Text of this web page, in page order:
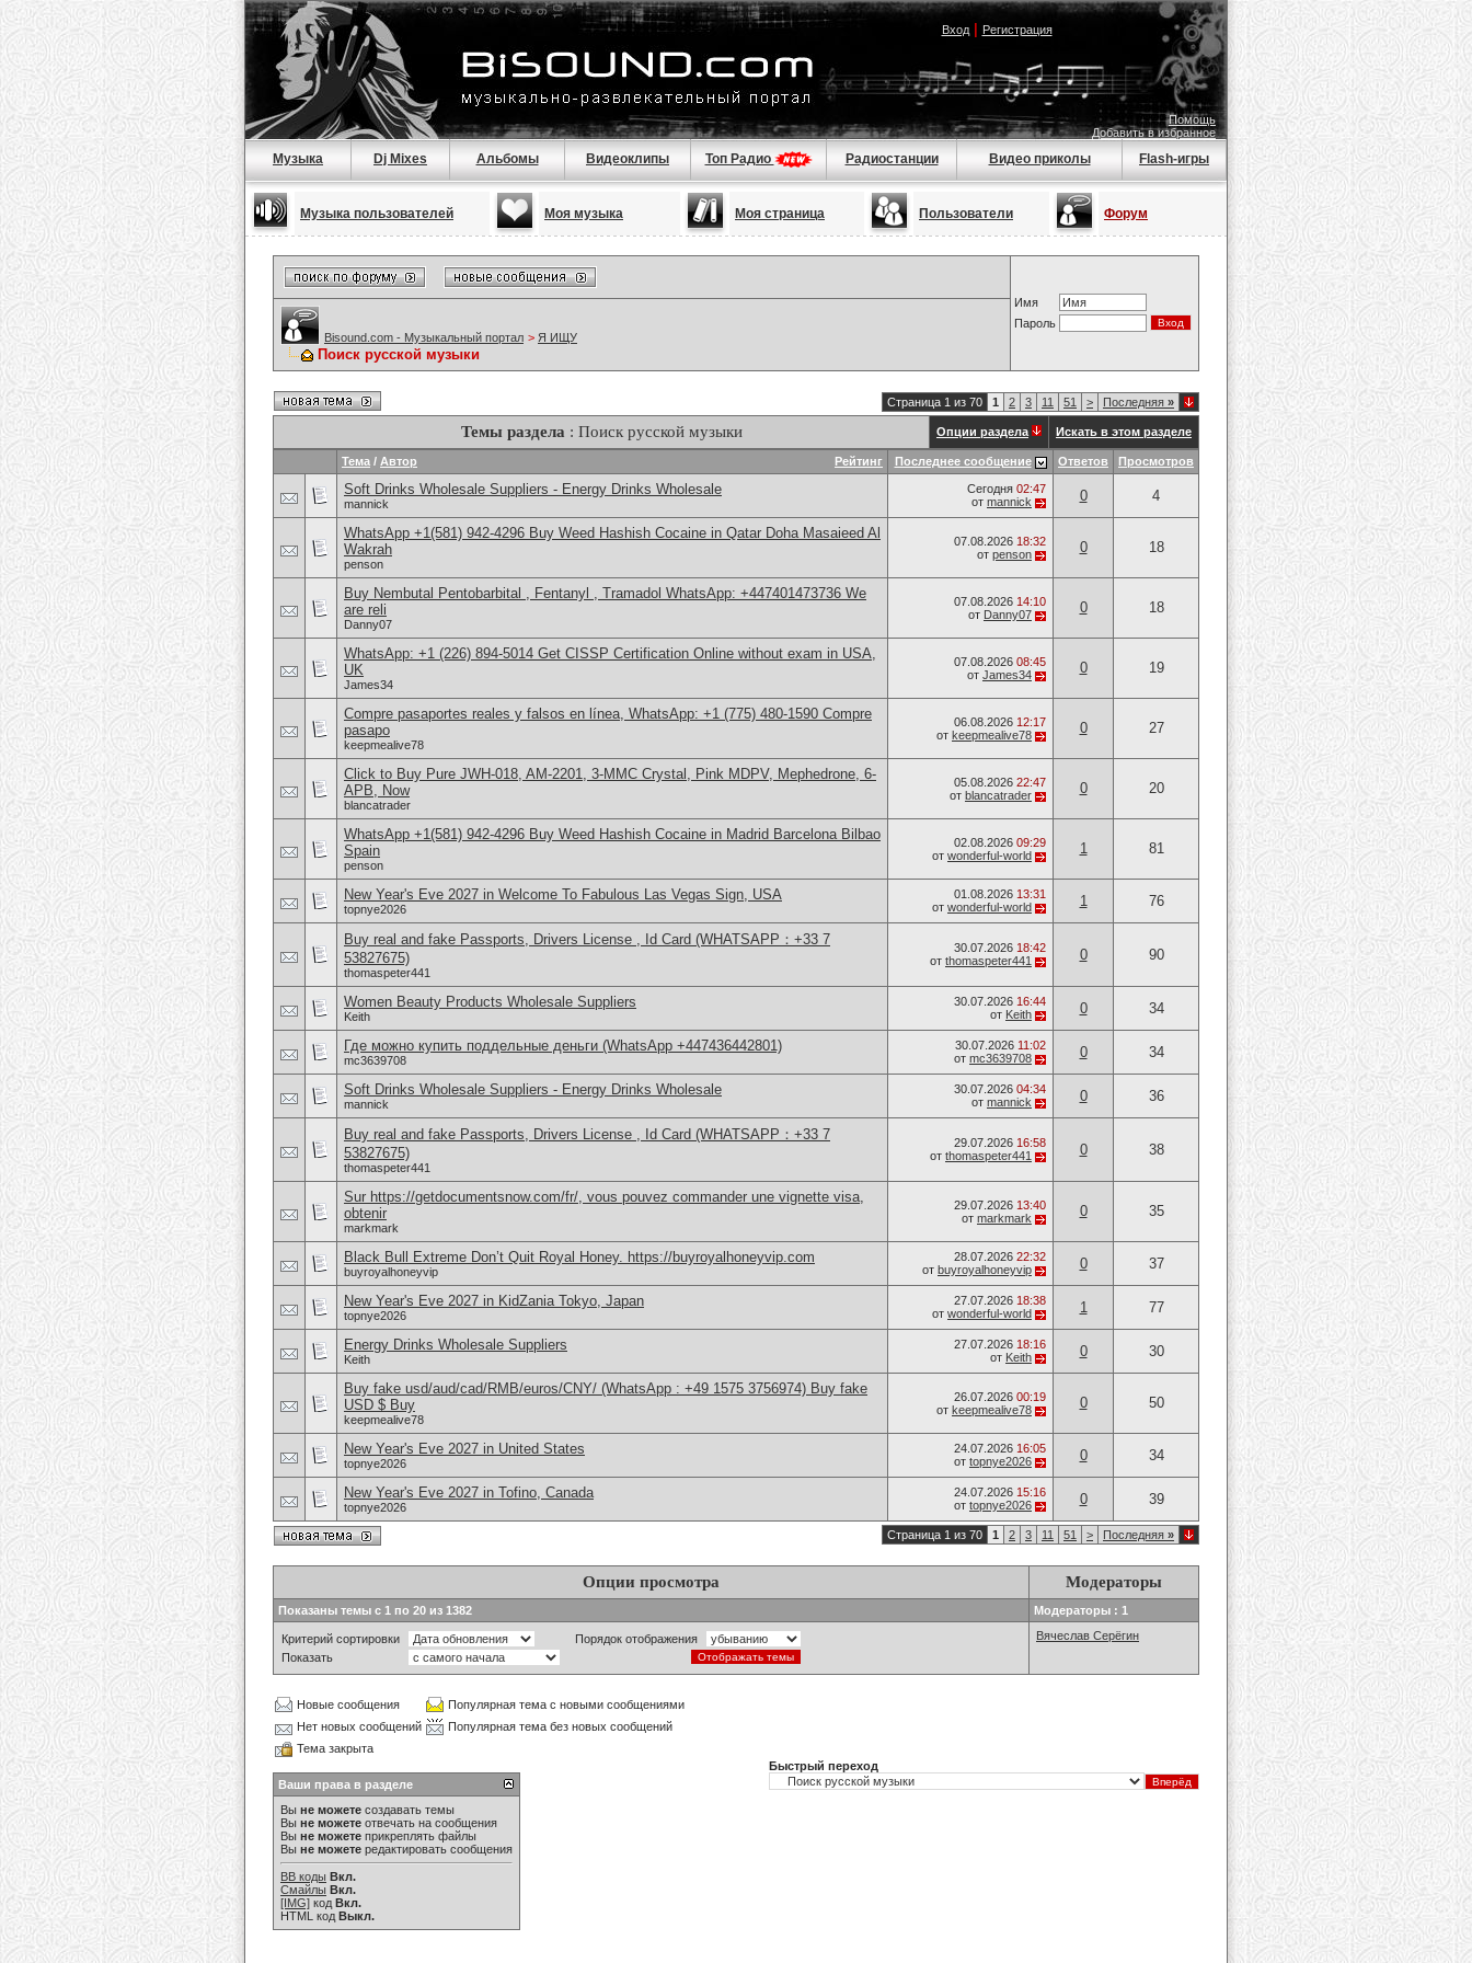
Вход| Регистрация
Помощь
Добавить в избранное
Музыка Dj Mixes Альбомы Видеоклипы Топ Радио Радиостанции Видео приколы Flash-игры
Музыка пользователей Моя музыка Моя страница Пользователи Форум
Имя
Пароль
Bisound.com - Музыкальный портал > Я ИЩУ
Поиск русской музыки
Страница 1 из 70 1 2 3 11 51 > Последняя »
Темы раздела : Поиск русской музыки Опции раздела Искать в этом разделе
Рейтинг
Тема / Автор Последнее сообщение Ответов Просмотров
Soft Drinks Wholesale Suppliers - Energy Drinks Wholesale
mannick
Сегодня 02:47
от mannick 0 4
WhatsApp +1(581) 942-4296 Buy Weed Hashish Cocaine in Qatar Doha Masaieed Al
Wakrah
penson
07.08.2026 18:32
от penson 0 18
Buy Nembutal Pentobarbital , Fentanyl , Tramadol WhatsApp: +447401473736 We
are reli
Danny07
07.08.2026 14:10
от Danny07 0 18
WhatsApp: +1 (226) 894-5014​ Get CISSP Certification Online without exam in USA,
UK
James34
07.08.2026 08:45
от James34 0 19
Compre pasaportes reales y falsos en línea, WhatsApp: +1 (775) 480-1590 Compre
pasapo
keepmealive78
06.08.2026 12:17
от keepmealive78 0 27
Click to Buy Pure JWH-018, AM-2201, 3-MMC Crystal, Pink MDPV, Mephedrone, 6-
APB, Now
blancatrader
05.08.2026 22:47
от blancatrader 0 20
WhatsApp +1(581) 942-4296 Buy Weed Hashish Cocaine in Madrid Barcelona Bilbao
Spain
penson
02.08.2026 09:29
от wonderful-world 1 81
New Year's Eve 2027 in Welcome To Fabulous Las Vegas Sign, USA
topnye2026
01.08.2026 13:31
от wonderful-world 1 76
Buy real and fake Passports, Drivers License , Id Card (WHATSAPP：+33 7
53827675)
thomaspeter441
30.07.2026 18:42
от thomaspeter441 0 90
Women Beauty Products Wholesale Suppliers
Keith
30.07.2026 16:44
от Keith 0 34
Где можно купить поддельные деньги (WhatsApp +447436442801)
mc3639708
30.07.2026 11:02
от mc3639708 0 34
Soft Drinks Wholesale Suppliers - Energy Drinks Wholesale
mannick
30.07.2026 04:34
от mannick 0 36
Buy real and fake Passports, Drivers License , Id Card (WHATSAPP：+33 7
53827675)
thomaspeter441
29.07.2026 16:58
от thomaspeter441 0 38
Sur https://getdocumentsnow.com/fr/, vous pouvez commander une vignette visa,
obtenir
markmark
29.07.2026 13:40
от markmark 0 35
Black Bull Extreme Don’t Quit Royal Honey. https://buyroyalhoneyvip.com
buyroyalhoneyvip
28.07.2026 22:32
от buyroyalhoneyvip 0 37
New Year's Eve 2027 in KidZania Tokyo, Japan
topnye2026
27.07.2026 18:38
от wonderful-world 1 77
Energy Drinks Wholesale Suppliers
Keith
27.07.2026 18:16
от Keith 0 30
Buy fake usd/aud/cad/RMB/euros/CNY/ (WhatsApp : +49 1575 3756974) Buy fake
USD $ Buy
keepmealive78
26.07.2026 00:19
от keepmealive78 0 50
New Year's Eve 2027 in United States
topnye2026
24.07.2026 16:05
от topnye2026 0 34
New Year's Eve 2027 in Tofino, Canada
topnye2026
24.07.2026 15:16
от topnye2026 0 39
Страница 1 из 70 1 2 3 11 51 > Последняя »
Опции просмотра Модераторы
Показаны темы с 1 по 20 из 1382 Модераторы : 1
Критерий сортировки
Порядок отображения
Показать
Вячеслав Серёгин
Новые сообщения
Популярная тема с новыми сообщениями
Нет новых сообщений
Популярная тема без новых сообщений
Тема закрыта
Ваши права в разделе
Вы не можете создавать темы
Вы не можете отвечать на сообщения
Вы не можете прикреплять файлы
Вы не можете редактировать сообщения
BB коды Вкл.
Смайлы Вкл.
[IMG] код Вкл.
HTML код Выкл.
Быстрый переход